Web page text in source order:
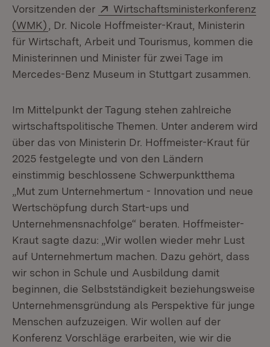
Vorsitzenden der
Extern:
Wirtschaftsministerkonferenz
(WMK) (Öffnet in neuem Fenster)
, Dr. Nicole Hoffmeister-Kraut, Ministerin
für Wirtschaft, Arbeit und Tourismus, kommen die
Ministerinnen und Minister für zwei Tage im
Mercedes-Benz Museum in Stuttgart zusammen.
Im Mittelpunkt der Tagung stehen zahlreiche
wirtschaftspolitische Themen. Unter anderem wird
über das von Ministerin Dr. Hoffmeister-Kraut für
2025 festgelegte und von den Ländern
einstimmig beschlossene Schwerpunktthema
„Mut zum Unternehmertum - Innovation und neue
Wertschöpfung durch Start-ups und
Unternehmensnachfolge“ beraten. Hoffmeister-
Kraut sagte dazu: „Wir wollen wieder mehr Lust
auf Unternehmertum machen. Dazu gehört, dass
wir schon in Schule und Ausbildung damit
beginnen, die Selbstständigkeit beziehungsweise
Unternehmensgründung als Perspektive für junge
Menschen aufzuzeigen. Wir wollen auf der
Konferenz Vorschläge erarbeiten, wie wir die